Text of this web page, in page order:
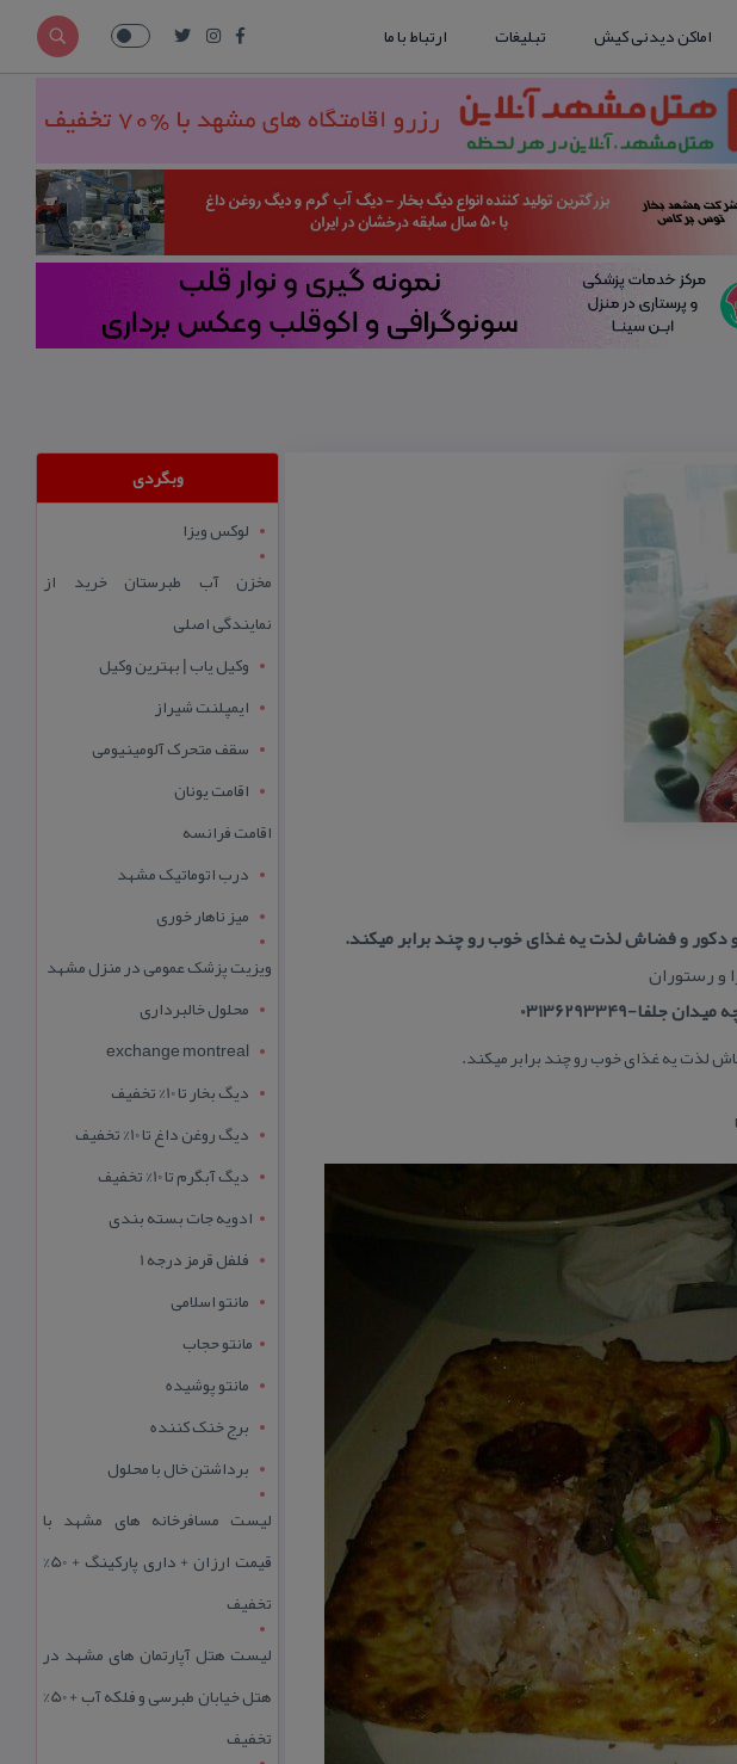
اماکن دیدنی کیش تبلیغات ارتباط با ما
دكور و فضاش لذت یه غذای خوب رو چند برابر میكند.
و رستوران
03136293349
لذت یه غذای خوب رو چند برابر میكند.
وبگردی
لوکس ویزا
مخزن آب طبرستان خرید از
نمایندگی اصلی
وکیل یاب | بهترین وکیل
ایمپلنت شیراز
سقف متحرک آلومینیومی
اقامت یونان
اقامت فرانسه
درب اتوماتیک مشهد
میز ناهار خوری
ویزیت پزشک عمومی در منزل مشهد
محلول خالبرداری
exchange montreal
دیگ بخار تا 10% تخفیف
دیگ روغن داغ تا 10% تخفیف
دیگ آبگرم تا 10% تخفیف
ادویه جات بسته بندی
فلفل قرمز درجه 1
مانتو اسلامی
مانتو حجاب
مانتو پوشیده
برج خنک کننده
برداشتن خال با محلول
لیست مسافرخانه های مشهد با
قیمت ارزان + داری پارکینگ + 50%
تخفیف
لیست هتل آپارتمان های مشهد در
هتل خیابان طبرسی و فلکه آب + 50%
تخفیف